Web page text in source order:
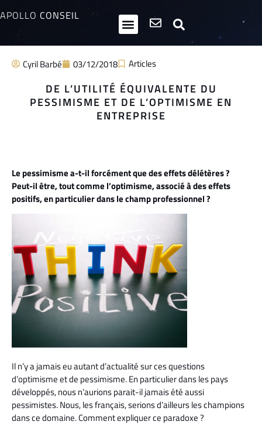
APOLLO CONSEIL
Cyril Barbé 03/12/2018 Articles
DE L’UTILITÉ ÉQUIVALENTE DU
PESSIMISME ET DE L’OPTIMISME EN
ENTREPRISE
Le pessimisme a-t-il forcément que des effets délétères ?
Peut-il être, tout comme l’optimisme, associé à des effets
positifs, en particulier dans le champ professionnel ?
Il n’y a jamais eu autant d’actualité sur ces questions
d’optimisme et de pessimisme. En particulier dans les pays
développés, nous n’aurions parait-il jamais été aussi
pessimistes. Nous, les français, serions d’ailleurs les champions
dans ce domaine. Comment expliquer ce paradoxe ?